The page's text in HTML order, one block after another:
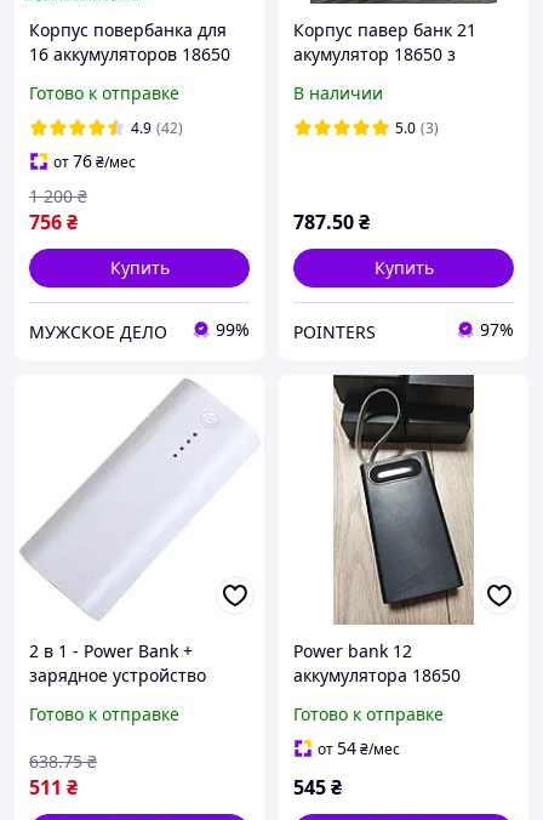
Корпус повербанка для
16 аккумуляторов 18650
быстрой зарядкой PD-QI
на винтах с дисплеем
Готово к отправке
4.9 (42)
от76₴/мес
756₴
1 200 ₴
Купить
МУЖСКОЕ ДЕЛО 99%
Корпус павер банк 21
акумулятор 18650 з
В наличии
5.0 (3)
787.50₴
Купить
POINTERS 97%
2 в 1 - Power Bank +
зарядное устройство
аккумуляторов в
Готово к отправке
511 ₴
638.75 ₴
Power bank 12
аккумулятора 18650
QC3.0 - 22,5W LCD экран
(без аккумуляторов)
Готово к отправке
от54₴/мес
545₴